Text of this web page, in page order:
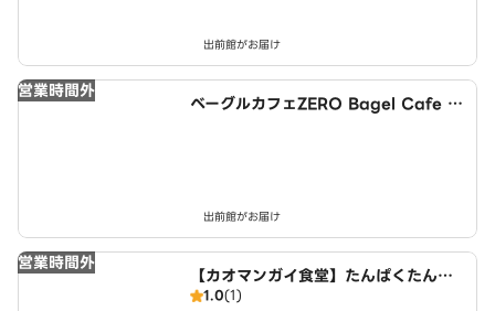
出前館がお届け
営業時間外
ベーグルカフェZERO Bagel Cafe Z
出前館がお届け
営業時間外
【カオマンガイ食堂】たんぱくたんぱ
く 荒川
1.0(1)